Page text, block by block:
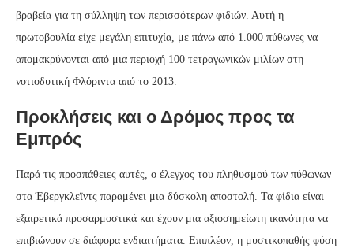
βραβεία για τη σύλληψη των περισσότερων φιδιών. Αυτή η
πρωτοβουλία είχε μεγάλη επιτυχία, με πάνω από 1.000 πύθωνες να
απομακρύνονται από μια περιοχή 100 τετραγωνικών μιλίων στη
νοτιοδυτική Φλόριντα από το 2013.
Προκλήσεις και ο Δρόμος προς τα
Εμπρός
Παρά τις προσπάθειες αυτές, ο έλεγχος του πληθυσμού των πύθωνων
στα Έβεργκλεϊντς παραμένει μια δύσκολη αποστολή. Τα φίδια είναι
εξαιρετικά προσαρμοστικά και έχουν μια αξιοσημείωτη ικανότητα να
επιβιώνουν σε διάφορα ενδιαιτήματα. Επιπλέον, η μυστικοπαθής φύση